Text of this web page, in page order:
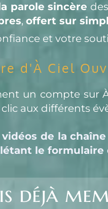
parole sincère
, offert sur
et votre
d'À Ciel
un compte sur
aux différents
de la
le formulaire
déjà